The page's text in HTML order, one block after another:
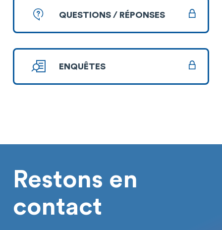
QUESTIONS / RÉPONSES
ENQUÊTES
Restons en
contact